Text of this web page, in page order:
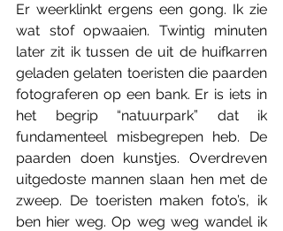
Er weerklinkt ergens een gong. Ik zie
wat stof opwaaien. Twintig minuten
later zit ik tussen de uit de huifkarren
geladen gelaten toeristen die paarden
fotograferen op een bank. Er is iets in
het begrip “natuurpark” dat ik
fundamenteel misbegrepen heb. De
paarden doen kunstjes. Overdreven
uitgedoste mannen slaan hen met de
zweep. De toeristen maken foto’s, ik
ben hier weg. Op weg weg wandel ik